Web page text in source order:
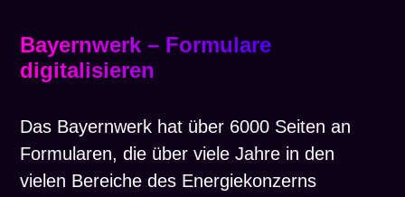
Bayernwerk – Formulare
digitalisieren
Das Bayernwerk hat über 6000 Seiten an
Formularen, die über viele Jahre in den
vielen Bereiche des Energiekonzerns